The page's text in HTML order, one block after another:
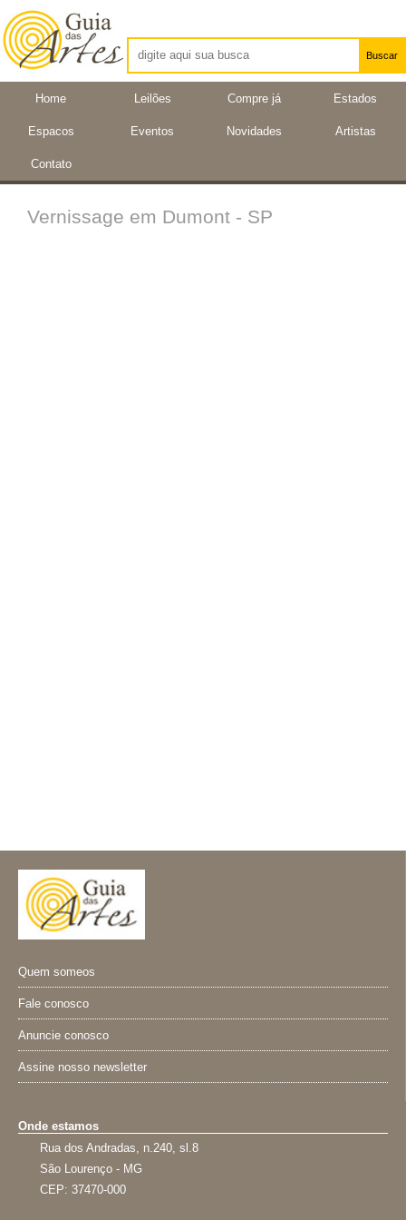
Home Leilões Compre já Estados
Espacos Eventos Novidades Artistas
Contato
Buscar
Artistas
Eventos
Vernissage em Dumont - SP
Quem someos
Fale conosco
Anuncie conosco
Assine nosso newsletter
Onde estamos
Rua dos Andradas, n.240, sl.8
São Lourenço - MG
CEP: 37470-000